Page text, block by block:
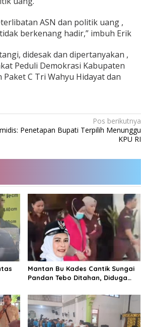
ASN dan politik uang ,
berkenang hadir,” imbuh Erik
didesak dan dipertanyakan ,
Peduli Demokrasi Kabupaten
C Tri Wahyu Hidayat dan
Pos berikutnya
Penetapan Bupati Terpilih Menunggu
KPU RI
Mantan Bu Kades Cantik Sungai
Pandan Tebo Ditahan, Diduga